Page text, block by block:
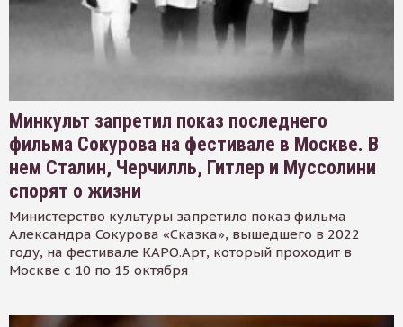
Минкульт запретил показ последнего
фильма Сокурова на фестивале в Москве. В
нем Сталин, Черчилль, Гитлер и Муссолини
спорят о жизни
Министерство культуры запретило показ фильма
Александра Сокурова «Сказка», вышедшего в 2022
году, на фестивале КАРО.Арт, который проходит в
Москве с 10 по 15 октября